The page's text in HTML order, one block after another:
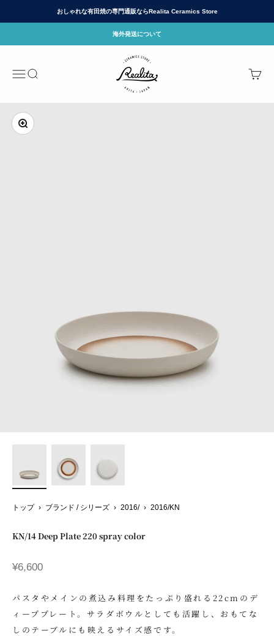
おしゃれな有田焼の専門通販ならRealita Ceramics Store
海外発送について
メニュー
検索
有田焼(ありたやき)の専門通販 Realita
カート
ズームイン
トップ › ブランド / シリーズ › 2016/ › 2016/KN
KN/14 Deep Plate 220 spray color
セール価格
¥6,600
パスタやメインの煮込み料理をたっぷり盛れる22cmのデ
ィーププレート。サラダボウルとしても活躍し、おもてな
しのテーブルにも映えるサイズ感です。